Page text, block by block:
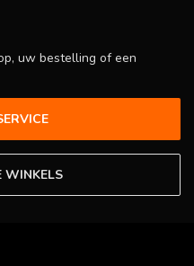
uw bestelling of een
WINKELS